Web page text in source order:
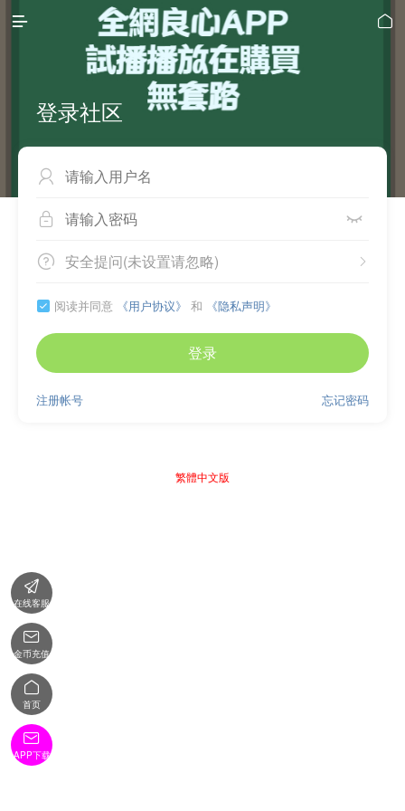
 
登录社区

 
 
安全提问(未设置请忽略)
 阅读并同意 《用户协议》 和 《隐私声明》
登录
忘记密码
注册帐号
繁體中文版

在线客服

金币充值

首页

APP下载